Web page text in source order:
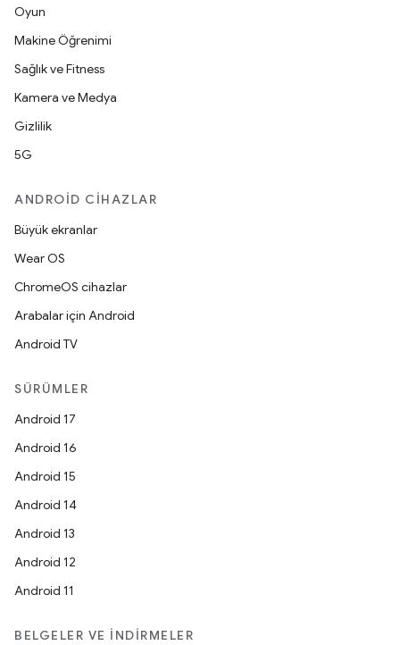
Oyun
Makine Öğrenimi
Sağlık ve Fitness
Kamera ve Medya
Gizlilik
5G
ANDROID CIHAZLAR
Büyük ekranlar
Wear OS
ChromeOS cihazlar
Arabalar için Android
Android TV
SÜRÜMLER
Android 17
Android 16
Android 15
Android 14
Android 13
Android 12
Android 11
BELGELER VE İNDIRMELER